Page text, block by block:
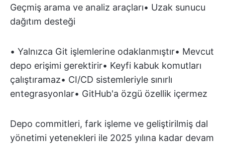
Geçmiş arama ve analiz araçları• Uzak sunucu
dağıtım desteği
• Yalnızca Git işlemlerine odaklanmıştır• Mevcut
depo erişimi gerektirir• Keyfi kabuk komutları
çalıştıramaz• CI/CD sistemleriyle sınırlı
entegrasyonlar• GitHub'a özgü özellik içermez
Depo commitleri, fark işleme ve geliştirilmiş dal
yönetimi yetenekleri ile 2025 yılına kadar devam